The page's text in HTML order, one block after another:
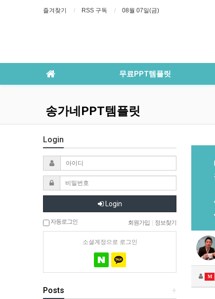
즐겨찾기 RSS 구독 08월 07일(금)
무료PPT템플릿
송가네PPT템플릿
M
Login
Login
자동로그인 회원가입 정보찾기
소셜계정으로 로그인
+
Posts